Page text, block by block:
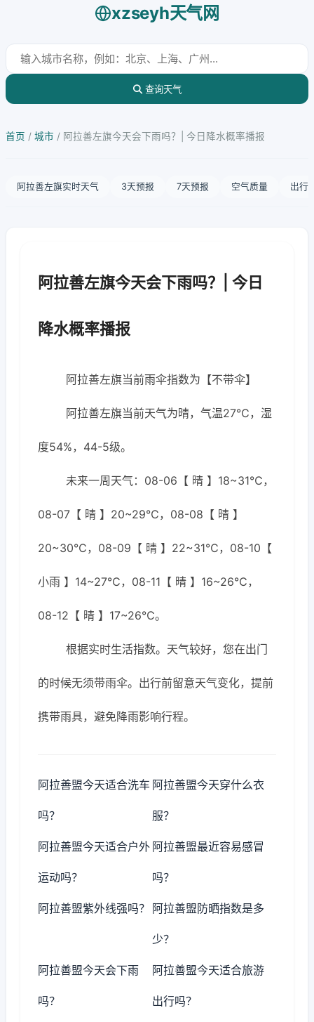
xzseyh天气网
查询天气
首页 / 城市 / 阿拉善左旗今天会下雨吗？| 今日降水概率播报
阿拉善左旗实时天气 3天预报 7天预报 空气质量 出行
阿拉善左旗今天会下雨吗？| 今日
降水概率播报
阿拉善左旗当前雨伞指数为【不带伞】
阿拉善左旗当前天气为晴，气温27℃，湿
度54%，44-5级。
未来一周天气：08-06【 晴 】18~31℃，
08-07【 晴 】20~29℃，08-08【 晴 】
20~30℃，08-09【 晴 】22~31℃，08-10【
小雨 】14~27℃，08-11【 晴 】16~26℃，
08-12【 晴 】17~26℃。
根据实时生活指数。天气较好，您在出门
的时候无须带雨伞。出行前留意天气变化，提前
携带雨具，避免降雨影响行程。
阿拉善盟今天适合洗车
吗？
阿拉善盟今天穿什么衣
服？
阿拉善盟今天适合户外
运动吗？
阿拉善盟最近容易感冒
吗？
阿拉善盟紫外线强吗？ 阿拉善盟防晒指数是多
少？
阿拉善盟今天会下雨
吗？
阿拉善盟今天适合旅游
出行吗？